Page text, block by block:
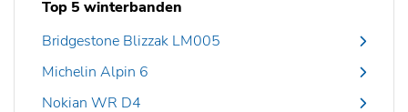
Top 5 winterbanden
Bridgestone Blizzak LM005
Michelin Alpin 6
Nokian WR D4